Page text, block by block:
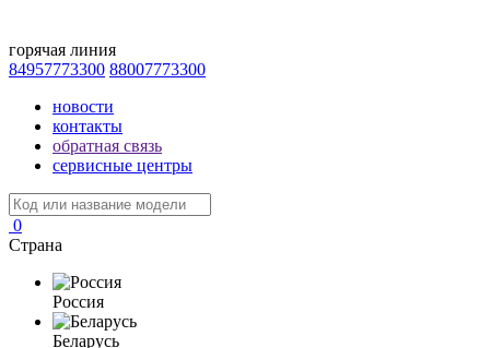
горячая линия
84957773300 88007773300
новости
контакты
обратная связь
сервисные центры
0
Страна
Россия
Беларусь